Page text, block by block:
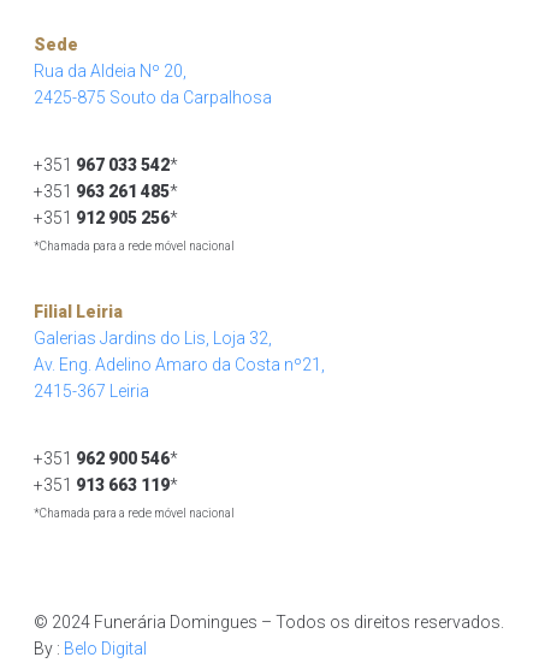
Sede
Rua da Aldeia Nº 20,
2425-875 Souto da Carpalhosa
+351 967 033 542*
+351 963 261 485*
+351 912 905 256*
*Chamada para a rede móvel nacional
Filial Leiria
Galerias Jardins do Lis, Loja 32,
Av. Eng. Adelino Amaro da Costa nº21,
2415-367 Leiria
+351 962 900 546*
+351 913 663 119*
*Chamada para a rede móvel nacional
© 2024 Funerária Domingues – Todos os direitos reservados.
By : Belo Digital